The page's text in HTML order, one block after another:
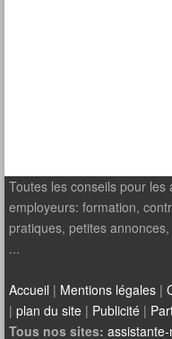
Toutes les conseils pour
employeurs: formation,
pratiques, petites
...
Accueil | Mentions légales |
| plan du site | Publicité |
Tous nos sites: